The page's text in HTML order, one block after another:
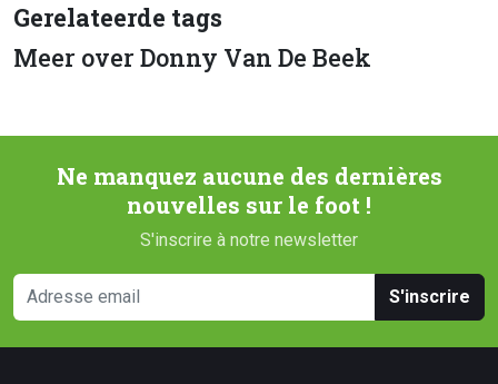
Gerelateerde tags
Meer over Donny Van De Beek
Ne manquez aucune des dernières
nouvelles sur le foot !
S'inscrire à notre newsletter
S'inscrire